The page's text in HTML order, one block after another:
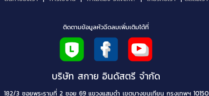
ติดตามข้อมูลหัวฉีดลมเพิ่มเติมได้ที่
บริษัท สกาย อินดัสตรี จำกัด
182/3 ซอยพระรามที่ 2 ซอย 69 แขวงแสมดำ เขตบางขุนเทียน กรุงเทพฯ 10150